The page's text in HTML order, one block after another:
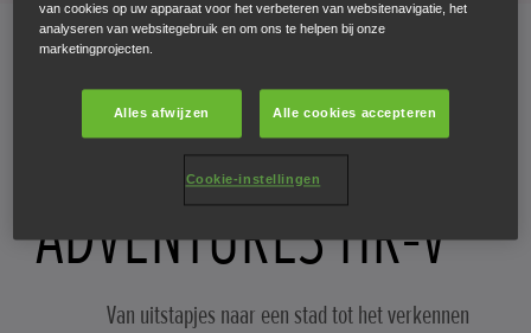
EVERYDAY
ADVENTURES HR-V
Van uitstapjes naar een stad tot het verkennen
van cookies op uw apparaat voor het verbeteren van websitenavigatie, het
analyseren van websitegebruik en om ons te helpen bij onze
marketingprojecten.
Alles afwijzen Alle cookies accepteren
Cookie-instellingen